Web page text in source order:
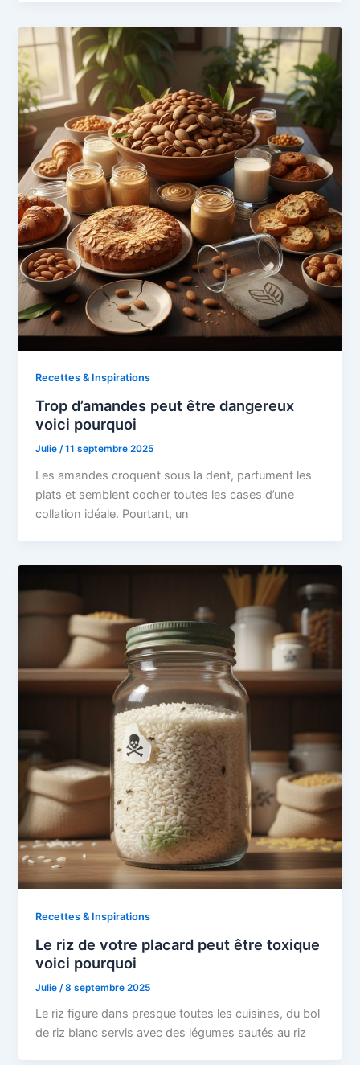
Recettes & Inspirations
Trop d’amandes peut être dangereux
voici pourquoi
Julie/11 septembre 2025
Les amandes croquent sous la dent, parfument les
plats et semblent cocher toutes les cases d’une
collation idéale. Pourtant, un
Recettes & Inspirations
Le riz de votre placard peut être toxique
voici pourquoi
Julie /8 septembre 2025
Le riz figure dans presque toutes les cuisines, du bol
de riz blanc servis avec des légumes sautés au riz